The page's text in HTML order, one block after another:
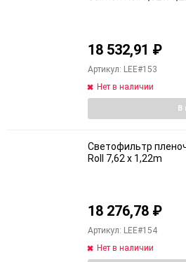
18 532,91 ₽
Артикул: LEE#153
Нет в наличии
В
Светофильтр
Roll 7,62 x 1,22m
18 276,78 ₽
Артикул: LEE#154
Нет в наличии